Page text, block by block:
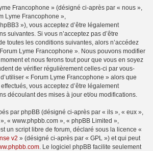
Francophone » (désigné ci-après par « nous »,
Lyme Francophone »,
»), vous acceptez d’être légalement
suivantes. Si vous n’acceptez pas d’être
toutes les conditions suivantes, alors n’accédez
Lyme Francophone ». Nous pouvons modifier
et nous ferons tout pour que vous en soyez
de vérifier régulièrement celles-ci par vous-
« Forum Lyme Francophone » alors que
vous acceptez d’être légalement
découlant des mises à jour et/ou modifications.
par phpBB (désigné ci-après par « ils », « eux »,
« www.phpbb.com », « phpBB Limited »,
un script libre de forum, déclaré sous la licence «
v2 » (désigné ci-après par « GPL ») et qui peut
. Le logiciel phpBB facilite seulement